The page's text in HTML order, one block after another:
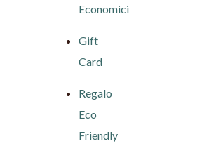
Economici
Gift
Card
Regalo
Eco
Friendly